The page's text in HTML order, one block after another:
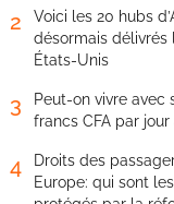
2
Voici les 20 hubs
désormais délivrés
États-Unis
3
Peut-on vivre avec
francs CFA par jour
4
Droits des
Europe: qui sont